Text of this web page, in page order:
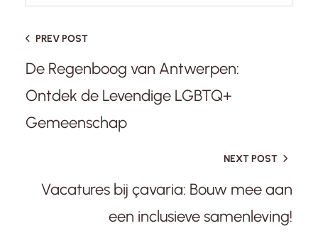
PREV POST
De Regenboog van Antwerpen:
Ontdek de Levendige LGBTQ+
Gemeenschap
NEXT POST
Vacatures bij çavaria: Bouw mee aan
een inclusieve samenleving!